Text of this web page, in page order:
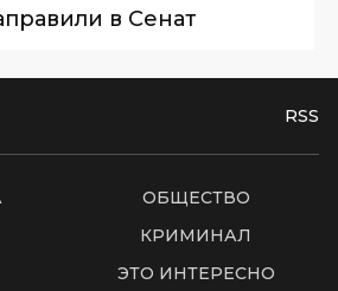
в Сенат
RSS
ОБЩЕСТВО
КРИМИНАЛ
ЭТО ИНТЕРЕСНО